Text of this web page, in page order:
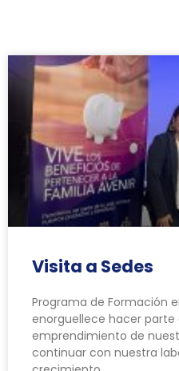
Visita a Sedes
Programa de Formación
enorguellece hacer
emprendimiento de
continuar con nuestra